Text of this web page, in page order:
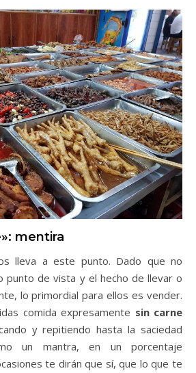
mentira
lleva a este punto. Dado que no
punto de vista y el hecho de llevar o
lo primordial para ellos es vender.
comida expresamente sin carne
y repitiendo hasta la saciedad
un mantra, en un porcentaje
te dirán que sí, que lo que te